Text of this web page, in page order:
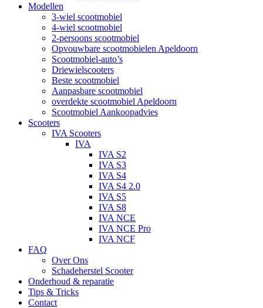
Modellen
3-wiel scootmobiel
4-wiel scootmobiel
2-persoons scootmobiel
Opvouwbare scootmobielen Apeldoorn
Scootmobiel-auto’s
Driewielscooters
Beste scootmobiel
Aanpasbare scootmobiel
overdekte scootmobiel Apeldoorn
Scootmobiel Aankoopadvies
Scooters
IVA Scooters
IVA
IVA S2
IVA S3
IVA S4
IVA S4 2.0
IVA S5
IVA S8
IVA NCE
IVA NCE Pro
IVA NCF
FAQ
Over Ons
Schadeherstel Scooter
Onderhoud & reparatie
Tips & Tricks
Contact